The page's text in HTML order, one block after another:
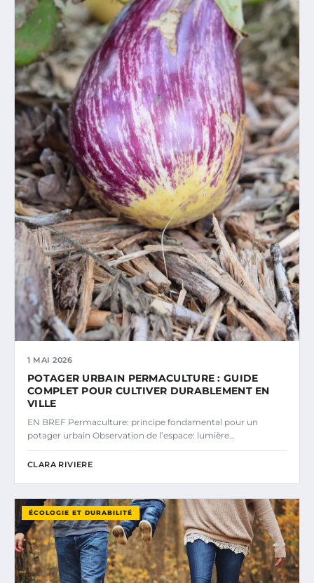
1 MAI 2026
POTAGER URBAIN PERMACULTURE : GUIDE
COMPLET POUR CULTIVER DURABLEMENT EN
VILLE
EN BREF Permaculture: principe fondamental pour un
potager urbain Observation de l’espace: lumière…
CLARA RIVIERE
ÉCOLOGIE ET DURABILITÉ